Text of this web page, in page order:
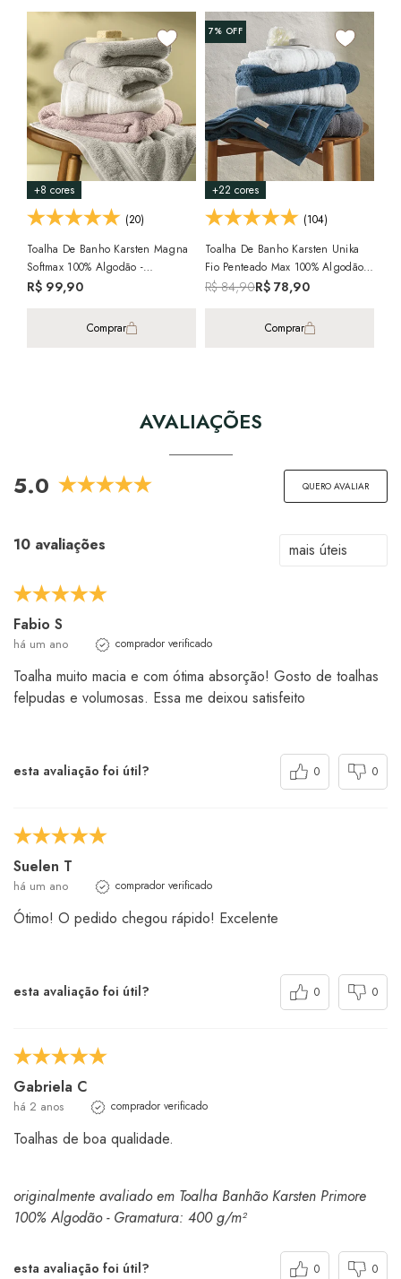
+8 cores
(20)
Toalha De Banho Karsten Magna
Softmax 100% Algodão -
Gramatura: 550 G/m²
R$ 99,90
Comprar
7% OFF
+22 cores
(104)
Toalha De Banho Karsten Unika
Fio Penteado Max 100% Algodão -
Gramatura: 500 G/m²
R$ 84,90R$ 78,90
Comprar
AVALIAÇÕES
5.0 QUERO AVALIAR
10 avaliações
Fabio S
há um ano comprador verificado
Toalha muito macia e com ótima absorção! Gosto de toalhas
felpudas e volumosas. Essa me deixou satisfeito
esta avaliação foi útil? 0 0
Suelen T
há um ano comprador verificado
Ótimo! O pedido chegou rápido! Excelente
esta avaliação foi útil? 0 0
Gabriela C
há 2 anos comprador verificado
Toalhas de boa qualidade.
originalmente avaliado em Toalha Banhão Karsten Primore
100% Algodão - Gramatura: 400 g/m²
esta avaliação foi útil? 0 0